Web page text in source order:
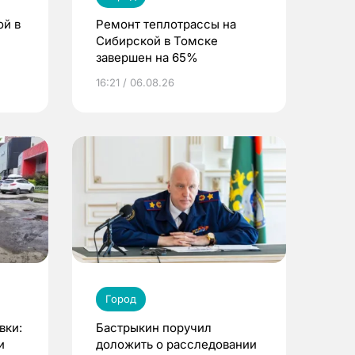
в
Ремонт теплотрассы на
Сибирской в Томске
завершен на 65%
16:21 / 06.08.26
Город
Бастрыкин поручил
доложить о расследовании